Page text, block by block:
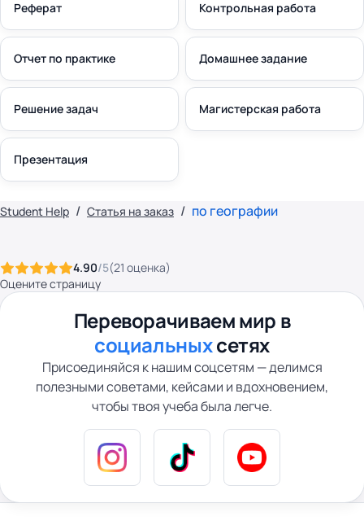
Реферат Контрольная работа
Отчет по практике Домашнее задание
Решение задач Магистерская работа
Презентация
Student Help Статья на заказ по географии
4.90/5(21 оценка)
Оцените страницу
Переворачиваем мир в
социальныхсетях
Присоединяйся к нашим соцсетям — делимся
полезными советами, кейсами и вдохновением,
чтобы твоя учеба была легче.